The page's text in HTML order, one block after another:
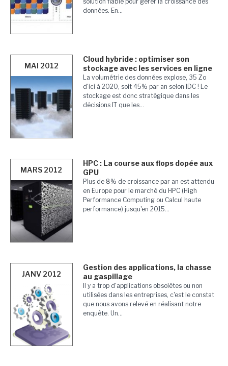
données. En...
MAI 2012
Cloud hybride : optimiser son
stockage avec les services en ligne
La volumétrie des données explose, 35 Zo
d'ici à 2020, soit 45% par an selon IDC ! Le
stockage est donc stratégique dans les
décisions IT que les...
MARS 2012
HPC : La course aux flops dopée aux
GPU
Plus de 8% de croissance par an est attendu
en Europe pour le marché du HPC (High
Performance Computing ou Calcul haute
performance) jusqu'en 2015...
JANV 2012
Gestion des applications, la chasse
au gaspillage
Il y a trop d'applications obsolètes ou non
utilisées dans les entreprises, c'est le constat
que nous avons relevé en réalisant notre
enquête. Un...